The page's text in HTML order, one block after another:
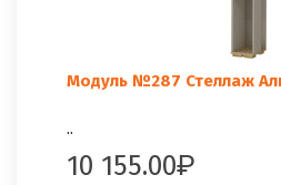
Модуль №287 Стеллаж
..
10 155.00